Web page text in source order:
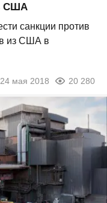
США
санкции против
из США в
24 мая 2018 20 280